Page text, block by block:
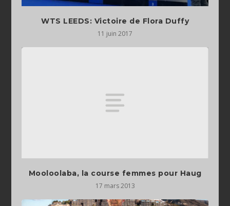
WTS LEEDS: Victoire de Flora Duffy
11 juin 2017
Mooloolaba, la course femmes pour Haug
17 mars 2013